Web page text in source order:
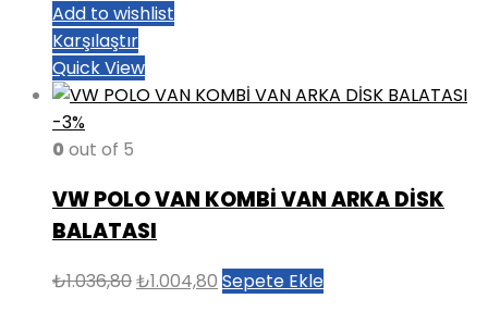
Add to wishlist
Karşılaştır
Quick View
-3%
0 out of 5
VW POLO VAN KOMBİ VAN ARKA DİSK
BALATASI
₺1.036,80Orijinal
₺1.004,80 Şu
Sepete Ekle